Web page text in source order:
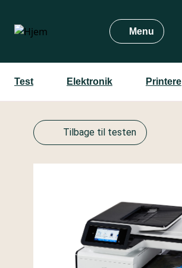
hovedindhold
Menu
Test Elektronik Printere
Tilbage til testen